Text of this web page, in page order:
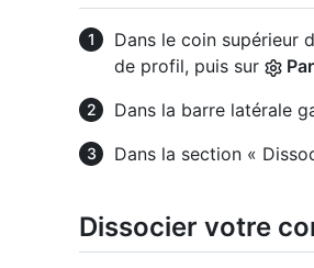
Dans le coin supérieur
de profil, puis sur
Dans la barre latérale
Dans la section «
Dissocier votre